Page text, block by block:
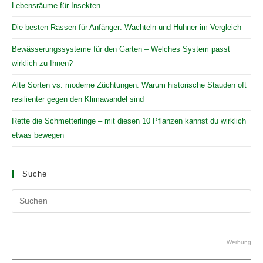
Lebensräume für Insekten
Die besten Rassen für Anfänger: Wachteln und Hühner im Vergleich
Bewässerungssysteme für den Garten – Welches System passt
wirklich zu Ihnen?
Alte Sorten vs. moderne Züchtungen: Warum historische Stauden oft
resilienter gegen den Klimawandel sind
Rette die Schmetterlinge – mit diesen 10 Pflanzen kannst du wirklich
etwas bewegen
Suche
the
Werbung